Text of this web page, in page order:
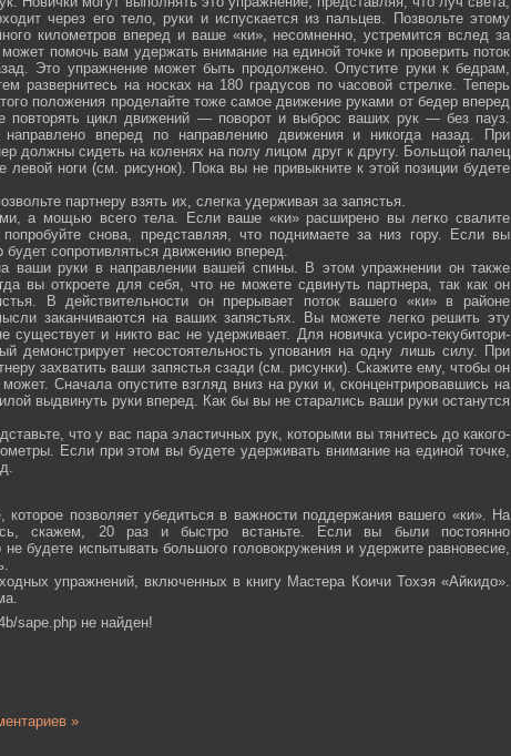
через его тело, руки и испускается из пальцев. Позвольте этому
километров вперед и ваше «ки», несомненно, устремится вслед за
помочь вам удержать внимание на единой точке и проверить поток
Это упражнение может быть продолжено. Опустите руки к бедрам,
развернитесь на носках на 180 градусов по часовой стрелке. Теперь
положения проделайте тоже самое движение руками от бедер вперед
повторять цикл движений — поворот и выброс ваших рук — без пауз.
вперед по направлению движения и никогда назад. При
должны сидеть на коленях на полу лицом друг к другу. Больщой палец
ноги (см. рисунок). Пока вы не привыкните к этой позиции будете
партнеру взять их, слегка удерживая за запястья.
а мощью всего тела. Если ваше «ки» расширено вы легко свалите
снова, представляя, что поднимаете за низ гору. Если вы
будет сопротивляться движению вперед.
ваши руки в направлении вашей спины. В этом упражнении он также
вы откроете для себя, что не можете сдвинуть партнера, так как он
В действительности он прерывает поток вашего «ки» в районе
заканчиваются на ваших запястьях. Вы можете легко решить эту
существует и никто вас не удерживает. Для новичка усиро-текубитори-
демонстрирует несостоятельность упования на одну лишь силу. При
захватить ваши запястья сзади (см. рисунки). Скажите ему, чтобы он
Сначала опустите взгляд вниз на руки и, сконцентрировавшись на
выдвинуть руки вперед. Как бы вы не старались ваши руки останутся
что у вас пара эластичных рук, которыми вы тянитесь до какого-
Если при этом вы будете удерживать внимание на единой точке,
позволяет убедиться в важности поддержания вашего «ки». На
скажем, 20 раз и быстро встаньте. Если вы были постоянно
будете испытывать большого головокружения и удержите равновесие,
упражнений, включенных в книгу Мастера Коичи Тохэя «Айкидо».
sape.php не найден!
»